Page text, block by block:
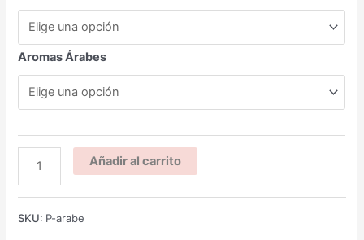
Aromas Árabes
Añadir al carrito
SKU: P-arabe